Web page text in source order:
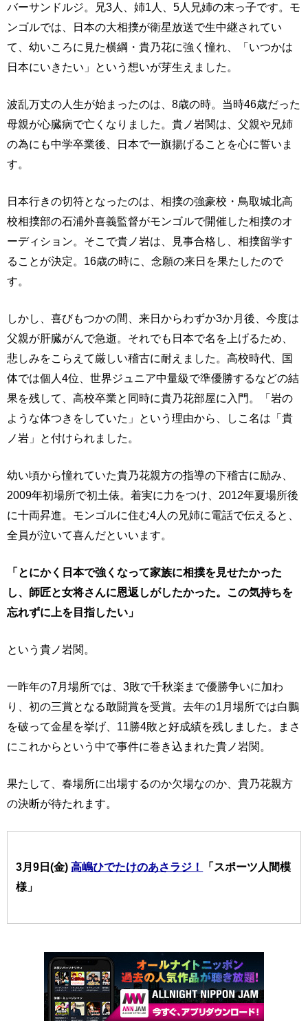
バーサンドルジ。兄3人、姉1人、5人兄姉の末っ子です。モ
ンゴルでは、日本の大相撲が衛星放送で生中継されてい
て、幼いころに見た横綱・貴乃花に強く憧れ、「いつかは
日本にいきたい」という想いが芽生えました。
波乱万丈の人生が始まったのは、8歳の時。当時46歳だった
母親が心臓病で亡くなりました。貴ノ岩関は、父親や兄姉
の為にも中学卒業後、日本で一旗揚げることを心に誓いま
す。
日本行きの切符となったのは、相撲の強豪校・鳥取城北高
校相撲部の石浦外喜義監督がモンゴルで開催した相撲のオ
ーディション。そこで貴ノ岩は、見事合格し、相撲留学す
ることが決定。16歳の時に、念願の来日を果たしたので
す。
しかし、喜びもつかの間、来日からわずか3か月後、今度は
父親が肝臓がんで急逝。それでも日本で名を上げるため、
悲しみをこらえて厳しい稽古に耐えました。高校時代、国
体では個人4位、世界ジュニア中量級で準優勝するなどの結
果を残して、高校卒業と同時に貴乃花部屋に入門。「岩の
ような体つきをしていた」という理由から、しこ名は「貴
ノ岩」と付けられました。
幼い頃から憧れていた貴乃花親方の指導の下稽古に励み、
2009年初場所で初土俵。着実に力をつけ、2012年夏場所後
に十両昇進。モンゴルに住む4人の兄姉に電話で伝えると、
全員が泣いて喜んだといいます。
「とにかく日本で強くなって家族に相撲を見せたかった
し、師匠と女将さんに恩返しがしたかった。この気持ちを
忘れずに上を目指したい」
という貴ノ岩関。
一昨年の7月場所では、3敗で千秋楽まで優勝争いに加わ
り、初の三賞となる敢闘賞を受賞。去年の1月場所では白鵬
を破って金星を挙げ、11勝4敗と好成績を残しました。まさ
にこれからという中で事件に巻き込まれた貴ノ岩関。
果たして、春場所に出場するのか欠場なのか、貴乃花親方
の決断が待たれます。
3月9日(金)高嶋ひでたけのあさラジ！
「スポーツ人間模
様」